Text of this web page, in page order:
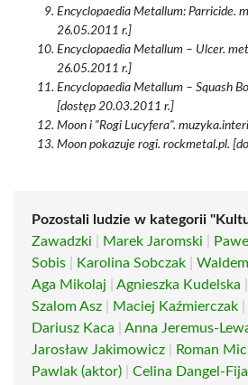
Encyclopaedia Metallum: Parricide.
26.05.2011 r.]
Encyclopaedia Metallum – Ulcer.
26.05.2011 r.]
Encyclopaedia Metallum – Squash
[dostęp 20.03.2011 r.]
Moon i "Rogi Lucyfera".
Moon pokazuje rogi. rockmetal.pl.
Pozostali ludzie w kategorii
Zawadzki
Marek Jaromski
Sobis
Karolina Sobczak
Aga Mikolaj
Agnieszka Kudelska
Szalom Asz
Maciej Kaźmierczak
Dariusz Kaca
Anna Jeremus-
Jarosław Jakimowicz
Roman
Pawlak (aktor)
Celina Dangel-